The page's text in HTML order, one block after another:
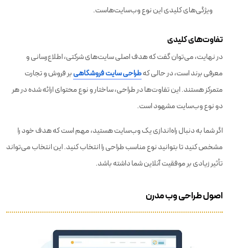
ویژگی‌های کلیدی این نوع وب‌سایت‌هاست.
تفاوت‌های کلیدی
در نهایت، می‌توان گفت که هدف اصلی سایت‌های شرکتی، اطلاع‌رسانی و
معرفی برند است، در حالی کهطراحی سایت فروشگاهیبر فروش و تجارت
متمرکز هستند. این تفاوت‌ها در طراحی، ساختار و نوع محتوای ارائه شده در هر
دو نوع وب‌سایت مشهود است.
اگر شما به دنبال راه‌اندازی یک وب‌سایت هستید، مهم است که هدف خود را
مشخص کنید تا بتوانید نوع مناسب طراحی را انتخاب کنید. این انتخاب می‌تواند
تأثیر زیادی بر موفقیت آنلاین شما داشته باشد.
اصول طراحی وب مدرن